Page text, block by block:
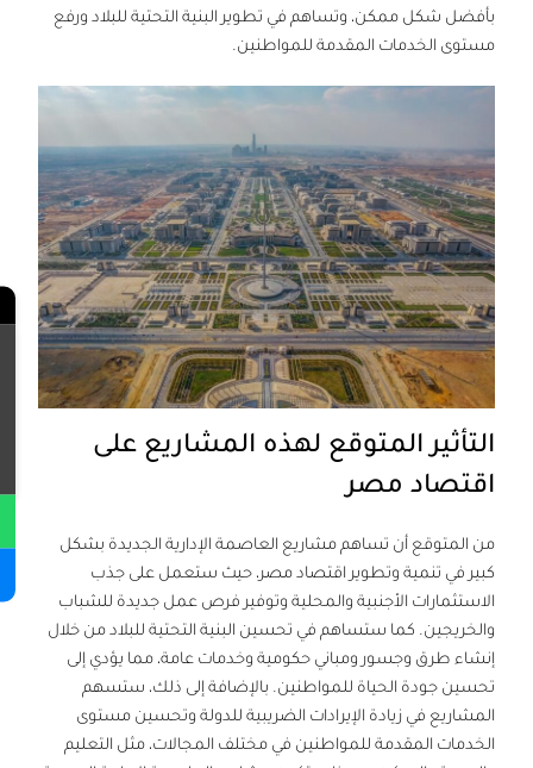
بأفضل شكل ممكن، وتساهم في تطوير البنية التحتية للبلاد ورفع
مستوى الخدمات المقدمة للمواطنين.
التأثير المتوقع لهذه المشاريع على
اقتصاد مصر
من المتوقع أن تساهم مشاريع العاصمة الإدارية الجديدة بشكل
كبير في تنمية وتطوير اقتصاد مصر، حيث ستعمل على جذب
الاستثمارات الأجنبية والمحلية وتوفير فرص عمل جديدة للشباب
والخريجين. كما ستساهم في تحسين البنية التحتية للبلاد من خلال
إنشاء طرق وجسور ومباني حكومية وخدمات عامة، مما يؤدي إلى
تحسين جودة الحياة للمواطنين. بالإضافة إلى ذلك، ستسهم
المشاريع في زيادة الإيرادات الضريبية للدولة وتحسين مستوى
الخدمات المقدمة للمواطنين في مختلف المجالات، مثل التعليم